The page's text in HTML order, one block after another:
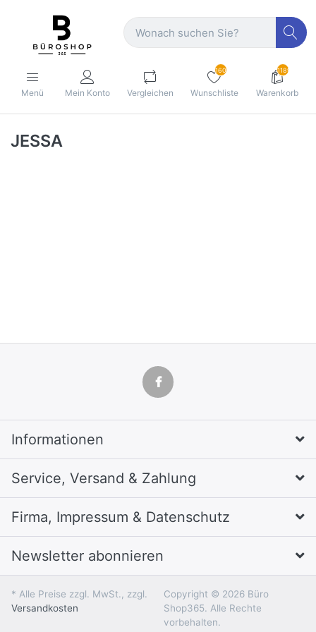
Menü Mein Konto Vergleichen
160
Wunschliste
1189
Warenkorb
JESSA
Informationen
Service, Versand & Zahlung
Firma, Impressum & Datenschutz
Newsletter abonnieren
* Alle Preise zzgl. MwSt., zzgl.
Versandkosten
Copyright © 2026 Büro
Shop365. Alle Rechte
vorbehalten.